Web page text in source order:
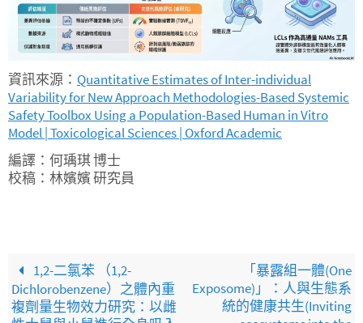
資訊來源： Quantitative Estimates of Inter-individual
Variability for New Approach Methodologies-Based Systemic
Safety Toolbox Using a Population-Based Human in Vitro
Model | Toxicological Sciences | Oxford Academic
編譯：何瑀琪 博士
校稿：林嬪嬪 研究員
1,2-二氯苯 （1,2-
Dichlorobenzene）之體內重
複劑量生物效力研究：以雌
「暴露組一體(One
Exposome)」：人與生態系
統的健康共生(Inviting